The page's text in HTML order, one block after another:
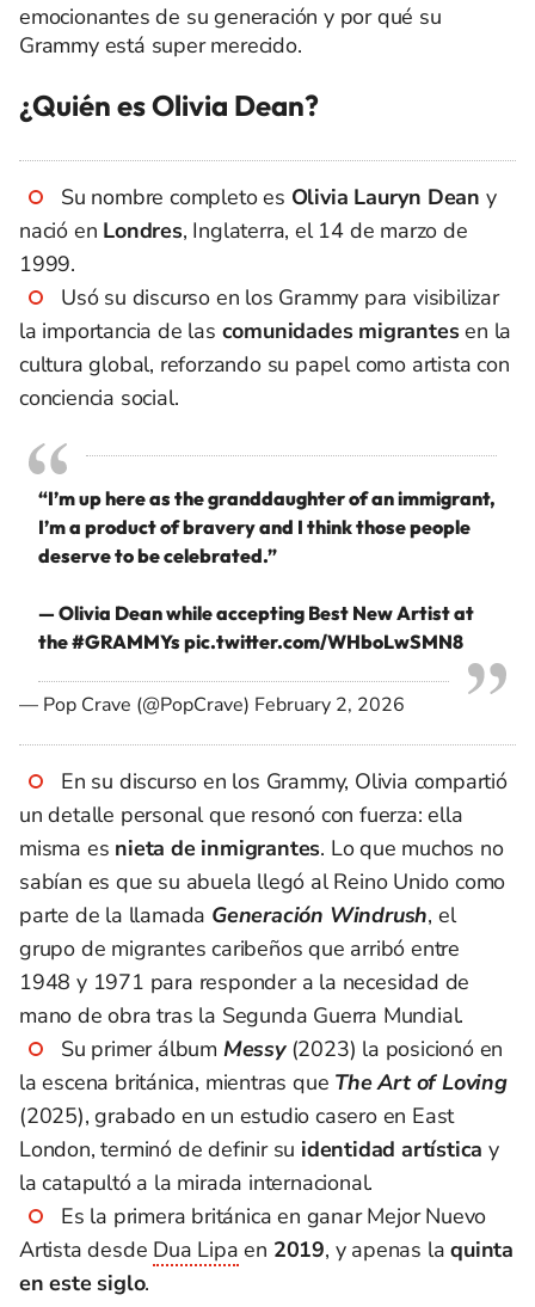
emocionantes de su generación y por qué su
Grammy está super merecido.
¿Quién es Olivia Dean?
Su nombre completo es Olivia Lauryn Dean y
nació en Londres, Inglaterra, el 14 de marzo de
1999.
Usó su discurso en los Grammy para visibilizar
la importancia de las comunidades migrantesen la
cultura global, reforzando su papel como artista con
conciencia social.
“I’m up here as the granddaughter of an immigrant,
I’m a product of bravery and I think those people
deserve to be celebrated.”
— Olivia Dean while accepting Best New Artist at
the#GRAMMYspic.twitter.com/WHboLwSMN8
— Pop Crave (@PopCrave) February 2, 2026
En su discurso en los Grammy, Olivia compartió
un detalle personal que resonó con fuerza: ella
misma es nieta de inmigrantes. Lo que muchos no
sabían es que su abuela llegó al Reino Unido como
parte de la llamada Generación Windrush, el
grupo de migrantes caribeños que arribó entre
1948 y 1971 para responder a la necesidad de
mano de obra tras la Segunda Guerra Mundial.
Su primer álbum Messy (2023) la posicionó en
la escena británica, mientras que The Art of Loving
(2025), grabado en un estudio casero en East
London, terminó de definir su identidad artística y
la catapultó a la mirada internacional.
Es la primera británica en ganar Mejor Nuevo
Artista desde Dua Lipa en 2019, y apenas laquinta
en este siglo.